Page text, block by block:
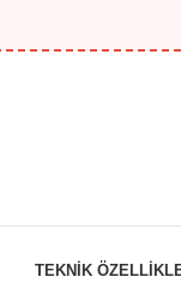
TEKNIK